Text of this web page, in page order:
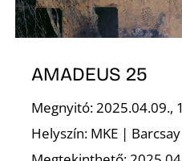
AMADEUS 25
Megnyitó: 2025.04.09.,
Helyszín: MKE |